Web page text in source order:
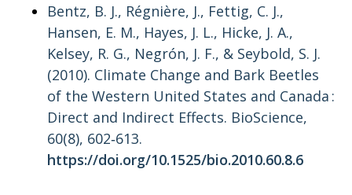
Bentz, B. J., Régnière, J., Fettig, C. J.,
Hansen, E. M., Hayes, J. L., Hicke, J. A.,
Kelsey, R. G., Negrón, J. F., & Seybold, S. J.
(2010). Climate Change and Bark Beetles
of the Western United States and Canada :
Direct and Indirect Effects. BioScience,
60(8), 602‑613.
https://doi.org/10.1525/bio.2010.60.8.6